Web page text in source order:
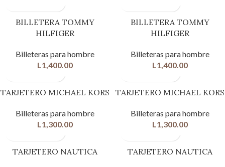
BILLETERA TOMMY
HILFIGER
Billeteras para hombre
L1,400.00
BILLETERA TOMMY
HILFIGER
Billeteras para hombre
L1,400.00
TARJETERO MICHAEL KORS
Billeteras para hombre
L1,300.00
TARJETERO MICHAEL KORS
Billeteras para hombre
L1,300.00
TARJETERO NAUTICA TARJETERO NAUTICA